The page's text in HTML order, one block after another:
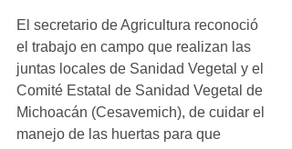
El secretario de Agricultura reconoció
el trabajo en campo que realizan las
juntas locales de Sanidad Vegetal y el
Comité Estatal de Sanidad Vegetal de
Michoacán (Cesavemich), de cuidar el
manejo de las huertas para que